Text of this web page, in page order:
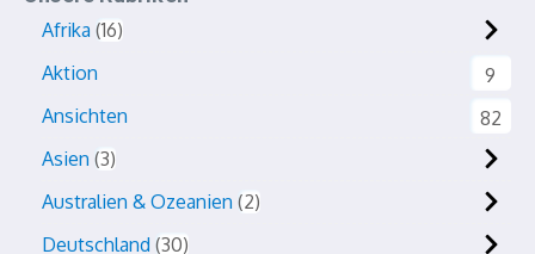
Afrika 16
Aktion
9
Ansichten
82
Asien 3
Australien & Ozeanien 2
Deutschland 30